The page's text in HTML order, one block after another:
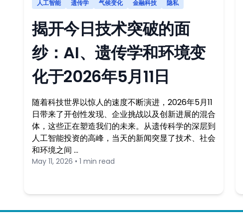
人工智能 遗传学 气候变化 金融科技 隐私
揭开今日技术突破的面
纱：AI、遗传学和环境变
化于2026年5月11日
随着科技世界以惊人的速度不断演进，2026年5月11
日带来了开创性发现、企业挑战以及创新进展的混合
体，这些正在塑造我们的未来。从遗传科学的深层到
人工智能投资的高峰，当天的新闻突显了技术、社会
和环境之间 …
May 11, 2026 • 1 min read